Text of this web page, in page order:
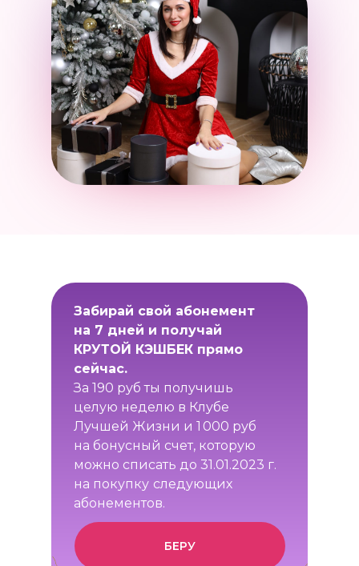
Забирай свой абонемент
на 7 дней и получай
КРУТОЙ КЭШБЕК прямо
сейчас.
За 190 руб ты получишь
целую неделю в Клубе
Лучшей Жизни и 1 000 руб
на бонусный счет, которую
можно списать до 31.01.2023 г.
на покупку следующих
абонементов.
БЕРУ